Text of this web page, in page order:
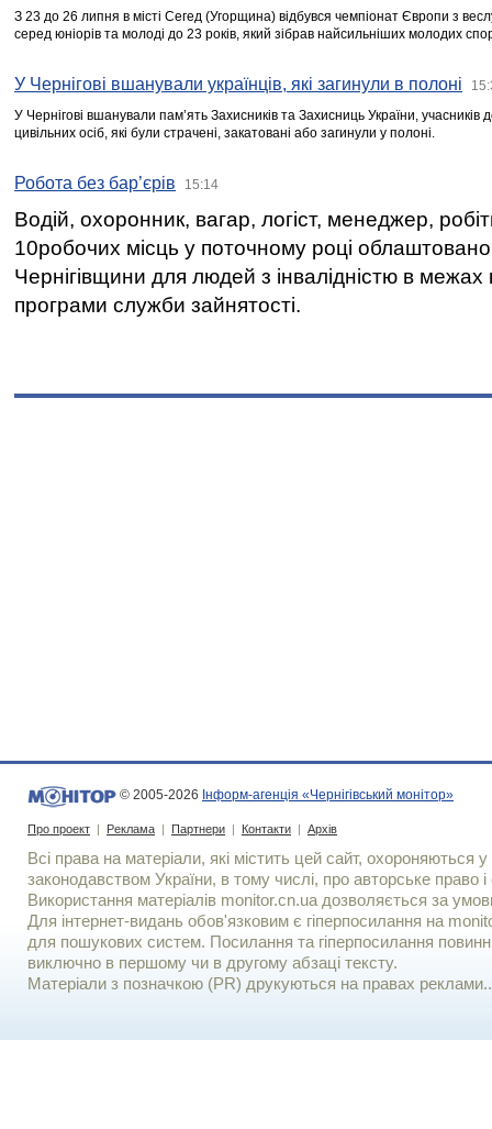
З 23 до 26 липня в місті Сегед (Угорщина) відбувся чемпіонат Європи з
серед юніорів та молоді до 23 років, який зібрав найсильніших молодих
У Чернігові вшанували українців, які загинули в полоні
У Чернігові вшанували пам’ять Захисників та Захисниць України,
цивільних осіб, які були страчені, закатовані або загинули у полоні.
Робота без бар’єрів 15:14
Водій, охоронник, вагар, логіст, менеджер,
10робочих місць у поточному році
Чернігівщини для людей з інвалідністю в межах
програми служби зайнятості.
© 2005-2026 Інформ-агенція «Чернігівський монітор»
Про проект | Реклама | Партнери | Контакти | Архів
Всі права на матеріали, які містить цей сайт, охороняються у
законодавством України, в тому числі, про авторське право і
Використання матерiалiв monitor.cn.ua дозволяється за
Для iнтернет-видань обов'язковим є гiперпосилання на
для пошукових систем. Посилання та гіперпосилання
виключно в першому чи в другому абзаці тексту.
Матеріали з позначкою (PR) друкуються на правах реклами..